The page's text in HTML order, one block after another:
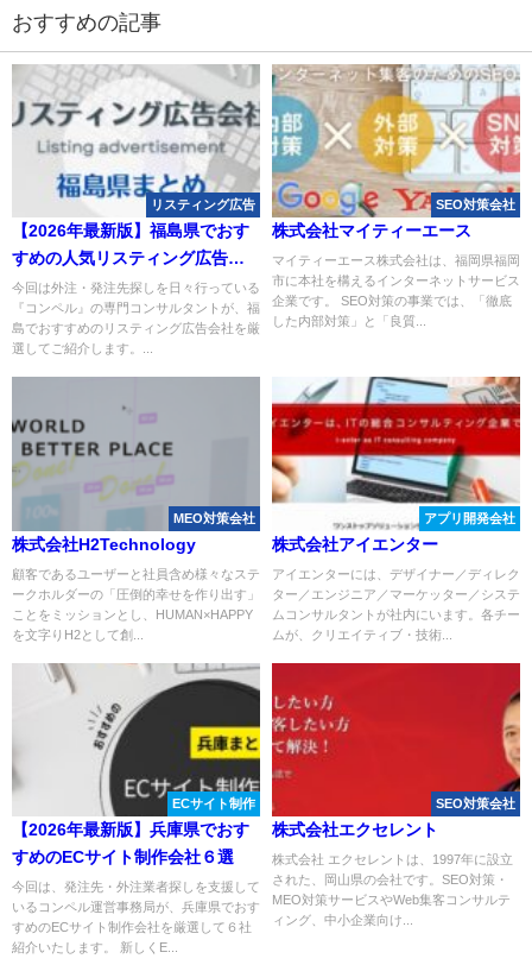
おすすめの記事
リスティング広告
【2026年最新版】福島県でおす
すめの人気リスティング広告会
社４選
今回は外注・発注先探しを日々行っている
『コンペル』の専門コンサルタントが、福
島でおすすめのリスティング広告会社を厳
選してご紹介します。...
SEO対策会社
株式会社マイティーエース
マイティーエース株式会社は、福岡県福岡
市に本社を構えるインターネットサービス
企業です。 SEO対策の事業では、「徹底
した内部対策」と「良質...
MEO対策会社
株式会社H2Technology
顧客であるユーザーと社員含め様々なステ
ークホルダーの「圧倒的幸せを作り出す」
ことをミッションとし、HUMAN×HAPPY
を文字りH2として創...
アプリ開発会社
株式会社アイエンター
アイエンターには、デザイナー／ディレク
ター／エンジニア／マーケッター／システ
ムコンサルタントが社内にいます。各チー
ムが、クリエイティブ・技術...
ECサイト制作
【2026年最新版】兵庫県でおす
すめのECサイト制作会社６選
今回は、発注先・外注業者探しを支援して
いるコンペル運営事務局が、兵庫県でおす
すめのECサイト制作会社を厳選して６社
紹介いたします。 新しくE...
SEO対策会社
株式会社エクセレント
株式会社 エクセレントは、1997年に設立
された、岡山県の会社です。SEO対策・
MEO対策サービスやWeb集客コンサルテ
ィング、中小企業向け...